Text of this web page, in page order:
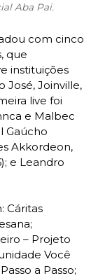
Aba Pai.
com cinco
que
instituições
José, Joinville,
live foi
e Malbec
Gaúcho
Akkordeon,
e Leandro
Cáritas
– Projeto
Você
a Passo;